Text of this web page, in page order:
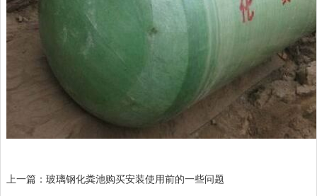
上一篇： 玻璃钢化粪池购买安装使用前的一些问题